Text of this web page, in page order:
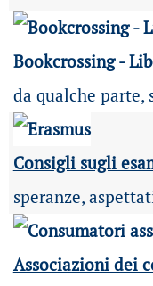
Bookcrossing -
da qualche parte,
Consigli sugli
speranze,
Associazioni dei